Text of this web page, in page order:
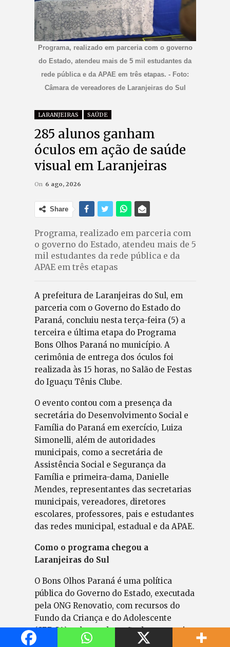
Programa, realizado em parceria com o governo
do Estado, atendeu mais de 5 mil estudantes da
rede pública e da APAE em três etapas. - Foto:
Câmara de vereadores de Laranjeiras do Sul
LARANJEIRAS SAÚDE
285 alunos ganham
óculos em ação de saúde
visual em Laranjeiras
On 6 ago, 2026
Share
Programa, realizado em parceria com
o governo do Estado, atendeu mais de 5
mil estudantes da rede pública e da
APAE em três etapas
A prefeitura de Laranjeiras do Sul, em
parceria com o Governo do Estado do
Paraná, concluiu nesta terça-feira (5) a
terceira e última etapa do Programa
Bons Olhos Paraná no município. A
cerimônia de entrega dos óculos foi
realizada às 15 horas, no Salão de Festas
do Iguaçu Tênis Clube.
O evento contou com a presença da
secretária do Desenvolvimento Social e
Família do Paraná em exercício, Luiza
Simonelli, além de autoridades
municipais, como a secretária de
Assistência Social e Segurança da
Família e primeira-dama, Danielle
Mendes, representantes das secretarias
municipais, vereadores, diretores
escolares, professores, pais e estudantes
das redes municipal, estadual e da APAE.
Como o programa chegou a
Laranjeiras do Sul
O Bons Olhos Paraná é uma política
pública do Governo do Estado, executada
pela ONG Renovatio, com recursos do
Fundo da Criança e do Adolescente
(CEDCA), sob coordenação da secretaria
do Desenvolvimento Social e Família